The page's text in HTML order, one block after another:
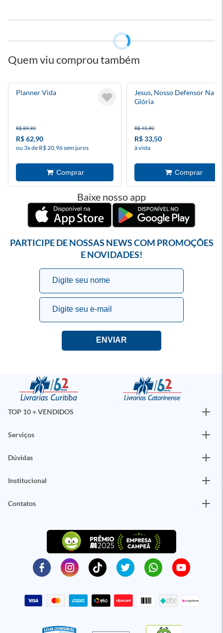
Quem viu comprou também
Planner Vida
R$ 89,90
R$ 62,90
ou 3x de R$ 20,96 sem juros
Jesus, Nosso Defensor Na
Glória
R$ 45,90
R$ 33,50
à vista
Baixe nosso app
PARTICIPE DE NOSSAS NEWS COM PROMOÇÕES
E NOVIDADES!
TOP 10 + VENDIDOS
Serviços
Dúvidas
Institucional
Contatos